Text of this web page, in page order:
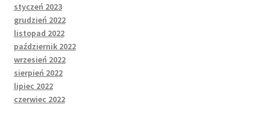
styczeń 2023
grudzień 2022
listopad 2022
październik 2022
wrzesień 2022
sierpień 2022
lipiec 2022
czerwiec 2022